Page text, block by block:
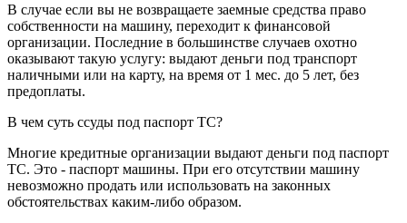
В случае если вы не возвращаете заемные средства право
собственности на машину, переходит к финансовой
организации. Последние в большинстве случаев охотно
оказывают такую услугу: выдают деньги под транспорт
наличными или на карту, на время от 1 мес. до 5 лет, без
предоплаты.
В чем суть ссуды под паспорт ТС?
Многие кредитные организации выдают деньги под паспорт
ТС. Это - паспорт машины. При его отсутствии машину
невозможно продать или использовать на законных
обстоятельствах каким-либо образом.